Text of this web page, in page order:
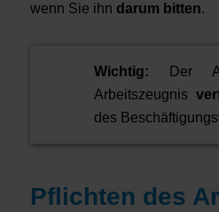
wenn Sie ihn darum bitten.
Wichtig:
Der
Arbeitszeugnis
des
Pflichten des